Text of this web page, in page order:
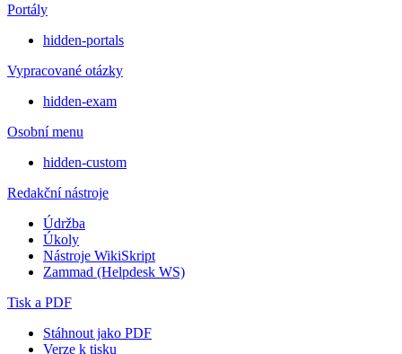
Portály
hidden-portals
Vypracované otázky
hidden-exam
Osobní menu
hidden-custom
Redakční nástroje
Údržba
Úkoly
Nástroje WikiSkript
Zammad (Helpdesk WS)
Tisk a PDF
Stáhnout jako PDF
Verze k tisku